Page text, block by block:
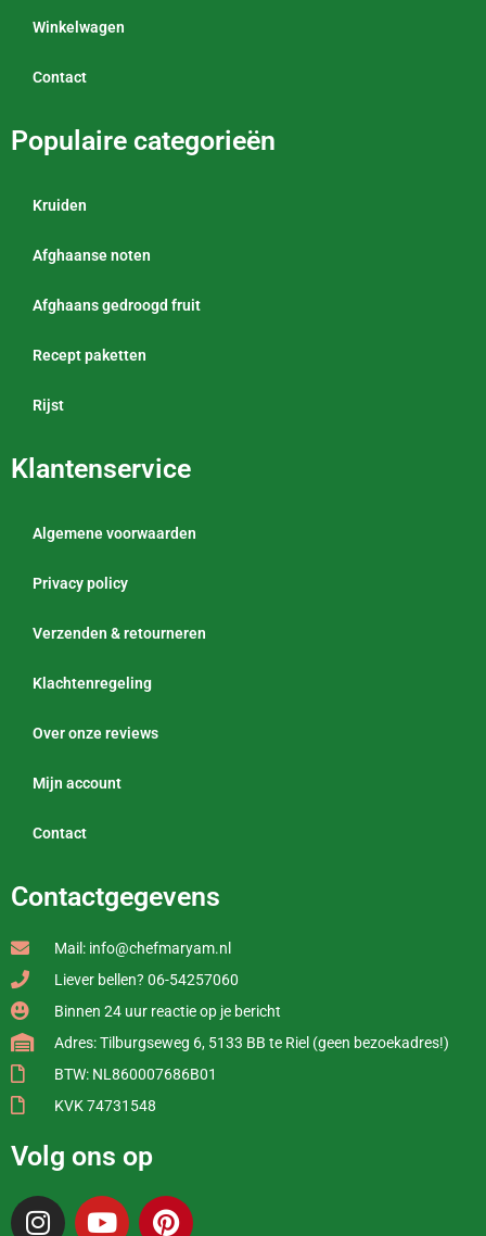
Winkelwagen
Contact
Populaire categorieën
Kruiden
Afghaanse noten
Afghaans gedroogd fruit
Recept paketten
Rijst
Klantenservice
Algemene voorwaarden
Privacy policy
Verzenden & retourneren
Klachtenregeling
Over onze reviews
Mijn account
Contact
Contactgegevens
Mail: info@chefmaryam.nl
Liever bellen? 06-54257060
Binnen 24 uur reactie op je bericht
Adres: Tilburgseweg 6, 5133 BB te Riel (geen bezoekadres!)
BTW: NL860007686B01
KVK 74731548
Volg ons op
I
Y
P